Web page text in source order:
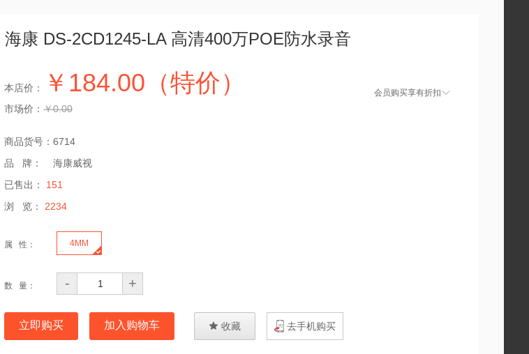
海康 DS-2CD1245-LA 高清400万POE防水录音
本店价： ￥184.00（特价）
市场价： ￥0.00
会员购买享有折扣
商品货号： 6714
品 牌：
海康威视
已售出：
151
浏 览：
2234
属 性： 4MM
数 量： - +
立即购买 加入购物车  收藏 去手机购买